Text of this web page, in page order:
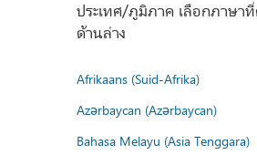
ประเทศ/ภูมิภาค เลือกภาษา
ด้านล่าง
Afrikaans (Suid-Afrika)
Azərbaycan (Azərbaycan)
Bahasa Melayu (Asia Tenggara)